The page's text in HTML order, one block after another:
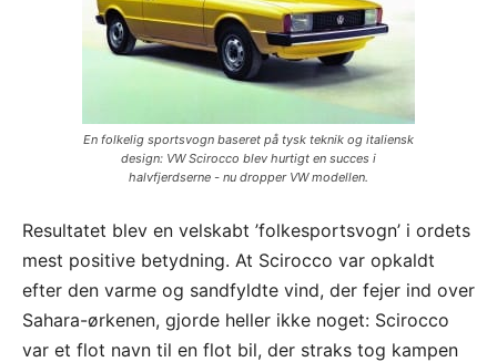
En folkelig sportsvogn baseret på tysk teknik og italiensk
design: VW Scirocco blev hurtigt en succes i
halvfjerdserne - nu dropper VW modellen.
Resultatet blev en velskabt ’folkesportsvogn’ i ordets
mest positive betydning. At Scirocco var opkaldt
efter den varme og sandfyldte vind, der fejer ind over
Sahara-ørkenen, gjorde heller ikke noget: Scirocco
var et flot navn til en flot bil, der straks tog kampen